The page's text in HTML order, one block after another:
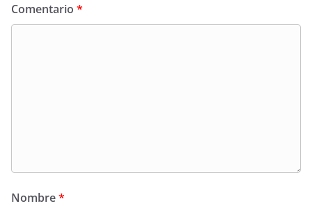
Comentario *
Nombre*